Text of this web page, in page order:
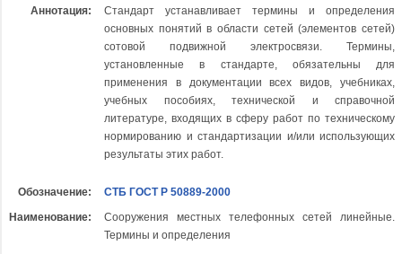
Аннотация:
Стандарт устанавливает термины и определения
основных понятий в области сетей (элементов сетей)
сотовой подвижной электросвязи. Термины,
установленные в стандарте, обязательны для
применения в документации всех видов, учебниках,
учебных пособиях, технической и справочной
литературе, входящих в сферу работ по техническому
нормированию и стандартизации и/или использующих
результаты этих работ.
Обозначение:
СТБ ГОСТ Р 50889-2000
Наименование:
Сооружения местных телефонных сетей линейные.
Термины и определения